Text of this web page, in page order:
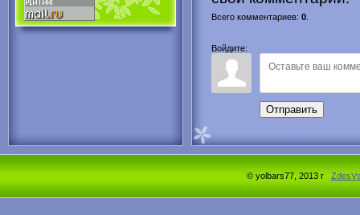
Всего комментариев: 0
Войдите:
Отправить
© yolbars77, 2013 г